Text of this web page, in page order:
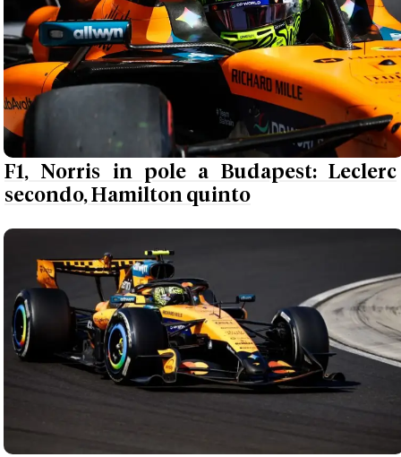
F1, Norris in pole a Budapest: Leclerc
secondo, Hamilton quinto